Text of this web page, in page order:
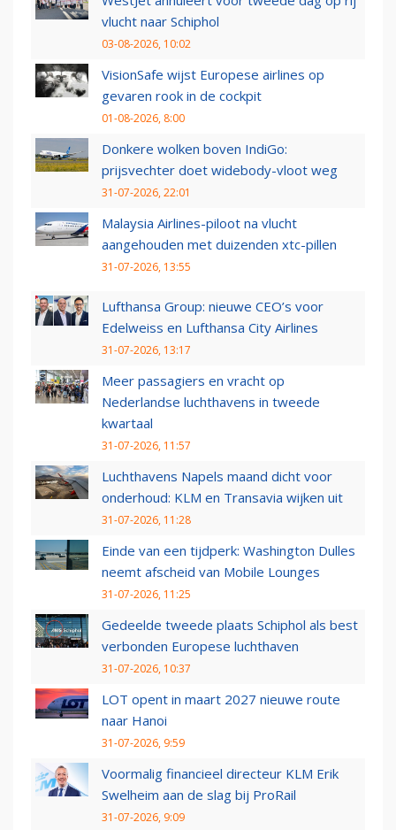
vlucht naar Schiphol
03-08-2026, 10:02
VisionSafe wijst Europese airlines op
gevaren rook in de cockpit
01-08-2026, 8:00
Donkere wolken boven IndiGo:
prijsvechter doet widebody-vloot weg
31-07-2026, 22:01
Malaysia Airlines-piloot na vlucht
aangehouden met duizenden xtc-pillen
31-07-2026, 13:55
Lufthansa Group: nieuwe CEO’s voor
Edelweiss en Lufthansa City Airlines
31-07-2026, 13:17
Meer passagiers en vracht op
Nederlandse luchthavens in tweede
kwartaal
31-07-2026, 11:57
Luchthavens Napels maand dicht voor
onderhoud: KLM en Transavia wijken uit
31-07-2026, 11:28
Einde van een tijdperk: Washington Dulles
neemt afscheid van Mobile Lounges
31-07-2026, 11:25
Gedeelde tweede plaats Schiphol als best
verbonden Europese luchthaven
31-07-2026, 10:37
LOT opent in maart 2027 nieuwe route
naar Hanoi
31-07-2026, 9:59
Voormalig financieel directeur KLM Erik
Swelheim aan de slag bij ProRail
31-07-2026, 9:09